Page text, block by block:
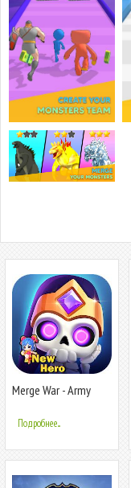
Merge War - Army
Подробнее...